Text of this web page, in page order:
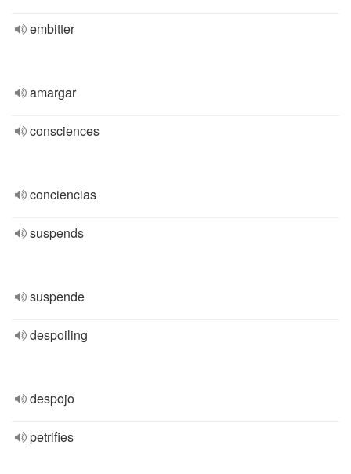
embitter
amargar
consciences
conciencias
suspends
suspende
despoiling
despojo
petrifies